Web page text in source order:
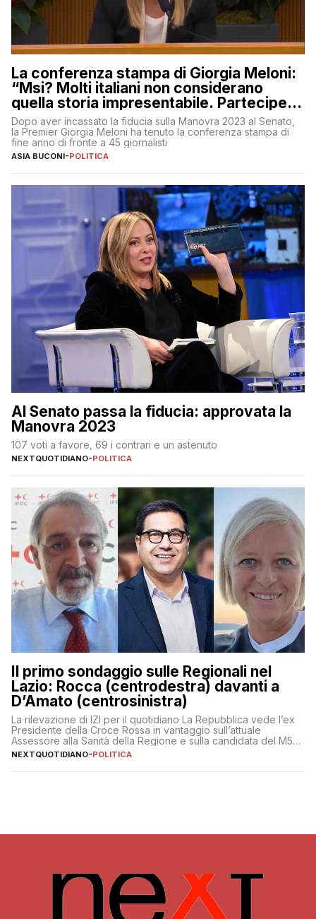
La conferenza stampa di Giorgia Meloni:
“Msi? Molti italiani non considerano
quella storia impresentabile. Parteciperò
al 25 aprile”
Dopo aver incassato la fiducia sulla Manovra 2023 al Senato,
la Premier Giorgia Meloni ha tenuto la conferenza stampa di
fine anno di fronte a 45 giornalisti
ASIA BUCONI-POLITICA
Al Senato passa la fiducia: approvata la
Manovra 2023
107 voti a favore, 69 i contrari e un astenuto
NEXTQUOTIDIANO-POLITICA
Il primo sondaggio sulle Regionali nel
Lazio: Rocca (centrodestra) davanti a
D’Amato (centrosinistra)
La rilevazione di IZI per il quotidiano La Repubblica vede l’ex
Presidente della Croce Rossa in vantaggio sull’attuale
Assessore alla Sanità della Regione e sulla candidata del M5S
Donatella Bianchi
NEXTQUOTIDIANO-POLITICA